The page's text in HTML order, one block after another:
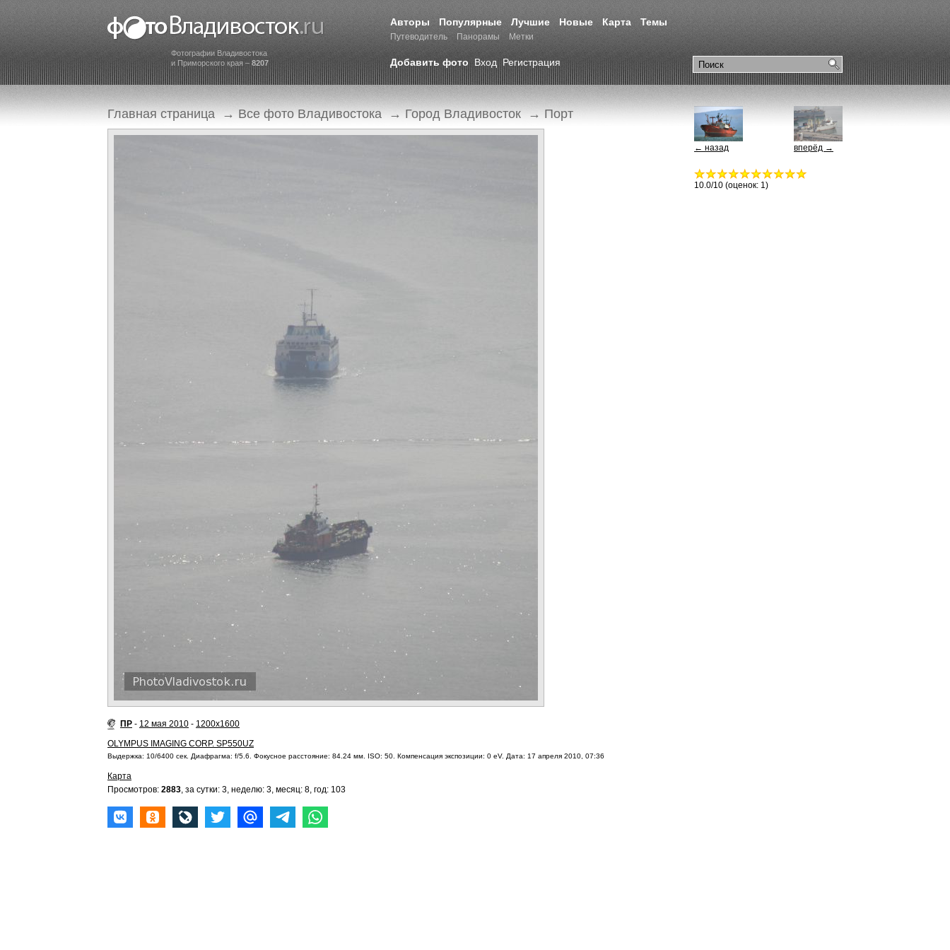
Фотографии Владивостока
и Приморского края – 8207
Авторы Популярные Лучшие Новые Карта Темы
Путеводитель Панорамы Метки
Добавить фото Вход Регистрация
Главная страница → Все фото Владивостока → Город Владивосток → Порт
ПР - 12 мая 2010 - 1200x1600
OLYMPUS IMAGING CORP. SP550UZ
Выдержка: 10/6400 сек. Диафрагма: f/5.6. Фокусное расстояние: 84.24 мм. ISO: 50. Компенсация экспозиции: 0 eV. Дата: 17 апреля 2010, 07:36
Карта
Просмотров: 2883, за сутки: 3, неделю: 3, месяц: 8, год: 103
вперёд →
← назад
10.0/10 (оценок: 1)